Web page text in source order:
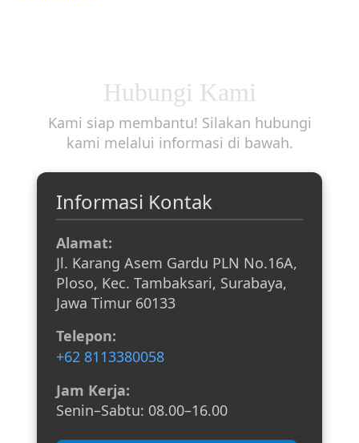
Hubungi Kami
Kami siap membantu! Silakan hubungi
kami melalui informasi di bawah.
Informasi Kontak
Alamat:
Jl. Karang Asem Gardu PLN No.16A,
Ploso, Kec. Tambaksari, Surabaya,
Jawa Timur 60133
Telepon:
+62 8113380058
Jam Kerja:
Senin–Sabtu: 08.00–16.00